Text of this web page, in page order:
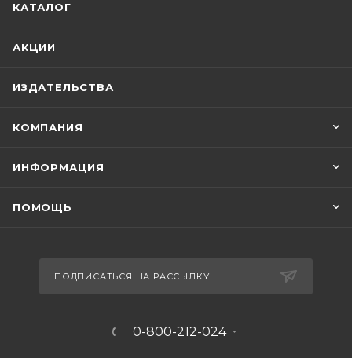
КАТАЛОГ
АКЦИИ
ИЗДАТЕЛЬСТВА
КОМПАНИЯ
ИНФОРМАЦИЯ
ПОМОЩЬ
ПОДПИСАТЬСЯ НА РАССЫЛКУ
0-800-212-024